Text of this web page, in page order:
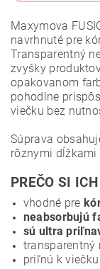
Maxymova
navrhnuté pre
Transparentný
zvyšky
opakovanom
pohodlne
viečku bez
Súprava
rôznymi
PREČO SI
vhodné pre
neabsorbujú
sú ultra
transparentný
priľnú k viečku